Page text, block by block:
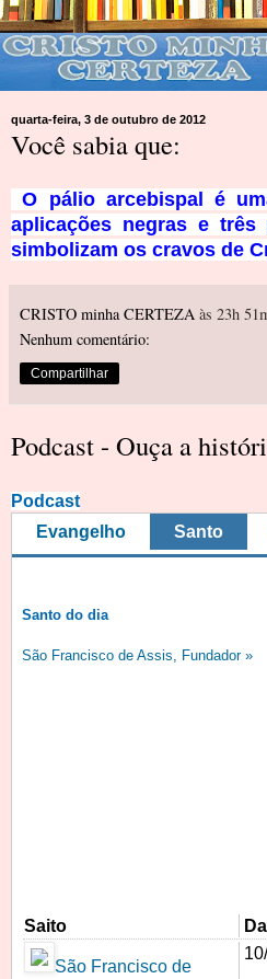
quarta-feira, 3 de outubro de 2012
Você sabia que:
O pálio arcebispal é
aplicações negras e três
simbolizam os cravos de
CRISTO minha CERTEZA às 23h
Nenhum comentário:
Compartilhar
Podcast - Ouça a
Podcast
Evangelho
Santo
Santo do dia
São Francisco de Assis, Fundador »
Saito
São Francisco de